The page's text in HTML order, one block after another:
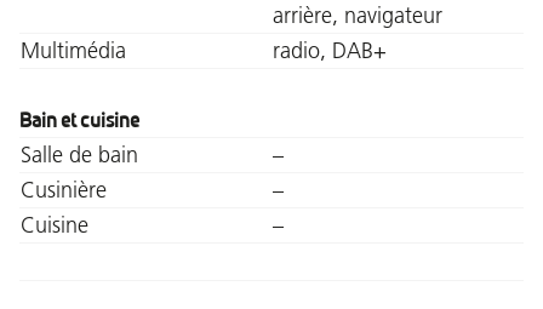
arrière, navigateur
Multimédia
radio, DAB+
Bain et cuisine
Salle de bain
–
Cusinière
–
Cuisine
–